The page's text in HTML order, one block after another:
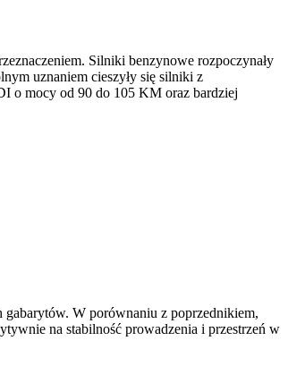
Silniki benzynowe rozpoczynały
uznaniem cieszyły się silniki z
o mocy od 90 do 105 KM oraz bardziej
gabarytów. W porównaniu z poprzednikiem,
na stabilność prowadzenia i przestrzeń w